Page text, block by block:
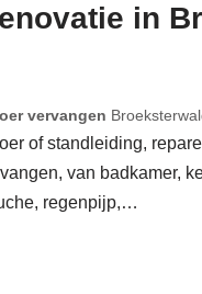
in
vervangen
of standleiding,
van badkamer,
regenpijp,…